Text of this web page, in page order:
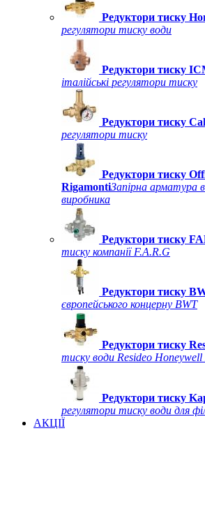
Редуктори тиску
регулятори тиску води
Редуктори тиску
італійські регулятори тиску
Редуктори тиску
регулятори тиску
Редуктори тиску
RigamontiЗапірна арматура
виробника
Редуктори тиску
тиску компанії F.A.R.G
Редуктори тиску
європейського концерну BWT
Редуктори тиску
тиску води Resideo
Редуктори тиску
регулятори тиску води для
АКЦІЇ